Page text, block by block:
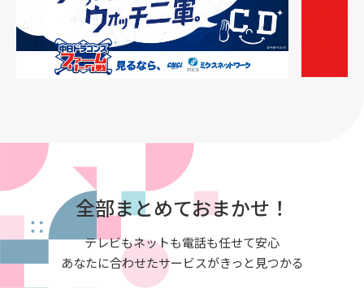
全部まとめておまかせ！
テレビもネットも電話も任せて安心
あなたに合わせたサービスがきっと見つかる